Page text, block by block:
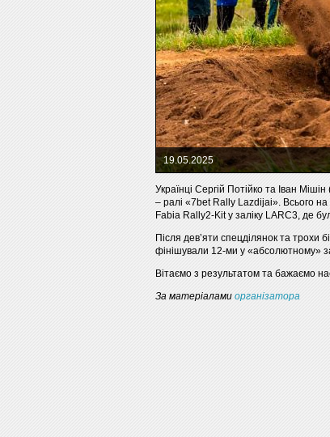
19.05.2025
Українці Сергій Потійко та Іван
– ралі «7bet Rally Lazdijai». Всього на
Fabia Rally2-Kit у заліку LARC3, де
Після дев’яти спецділянок та
фінішували 12-ми у «абсолютному»
Вітаємо з результатом та бажаємо
За матеріалами організатора